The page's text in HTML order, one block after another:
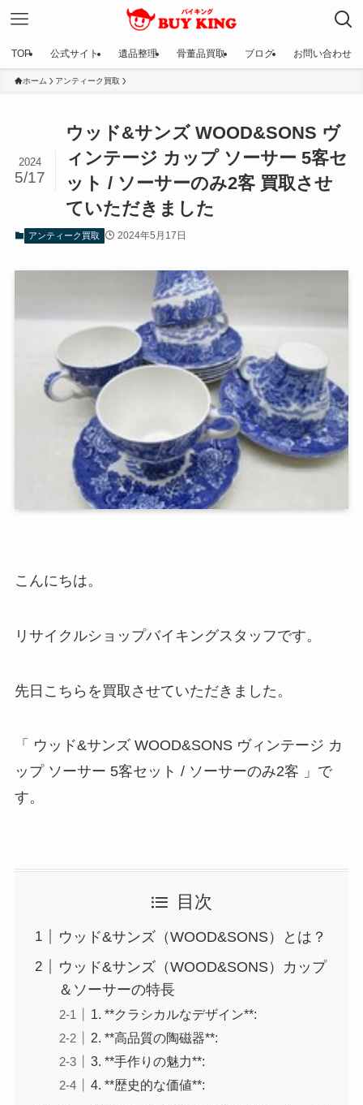
TOP 公式サイト 遺品整理 骨董品買取 ブログ お問い合わせ
ホーム アンティーク買取
ウッド&サンズ WOOD&SONS ヴ
ィンテージ カップ ソーサー 5客セ
ット / ソーサーのみ2客 買取させ
ていただきました
2024
5/17
アンティーク買取 2024年5月17日
こんにちは。
リサイクルショップバイキングスタッフです。
先日こちらを買取させていただきました。
「 ウッド&サンズ WOOD&SONS ヴィンテージ カ
ップ ソーサー 5客セット / ソーサーのみ2客 」で
す。
目次
ウッド&サンズ（WOOD&SONS）とは？
ウッド&サンズ（WOOD&SONS）カップ
＆ソーサーの特長
1. **クラシカルなデザイン**:
2. **高品質の陶磁器**:
3. **手作りの魅力**:
4. **歴史的な価値**: